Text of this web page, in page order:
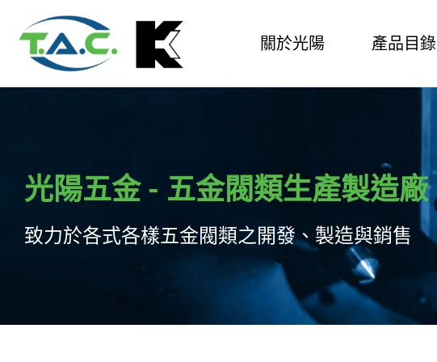
關於光陽 產品目錄
光陽五金 - 五金閥類生產製造廠
致力於各式各樣五金閥類之開發、製造與銷售